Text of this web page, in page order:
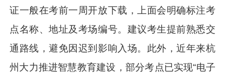
证一般在考前一周开放下载，上面会明确标注考
点名称、地址及考场编号。建议考生提前熟悉交
通路线，避免因迟到影响入场。此外，近年来杭
州大力推进智慧教育建设，部分考点已实现“电子